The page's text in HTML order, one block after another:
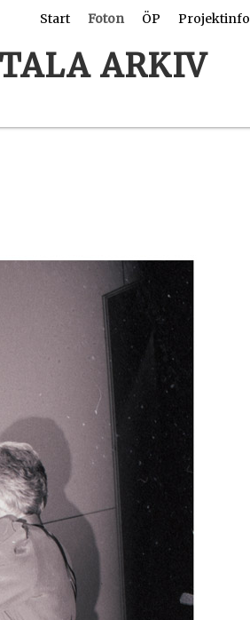
Start Foton ÖP Projektinfo
ARKIV